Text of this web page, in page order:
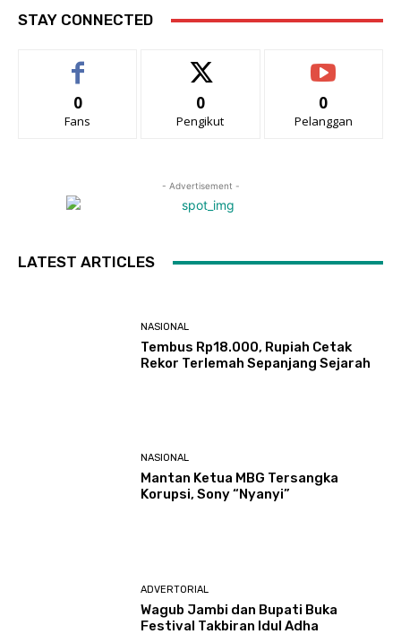
STAY CONNECTED
0
Fans
0
Pengikut
0
Pelanggan
- Advertisement -
LATEST ARTICLES
NASIONAL
Tembus Rp18.000, Rupiah Cetak
Rekor Terlemah Sepanjang Sejarah
NASIONAL
Mantan Ketua MBG Tersangka
Korupsi, Sony “Nyanyi”
ADVERTORIAL
Wagub Jambi dan Bupati Buka
Festival Takbiran Idul Adha